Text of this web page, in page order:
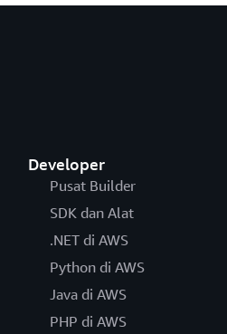
Developer
Pusat Builder
SDK dan Alat
.NET di AWS
Python di AWS
Java di AWS
PHP di AWS